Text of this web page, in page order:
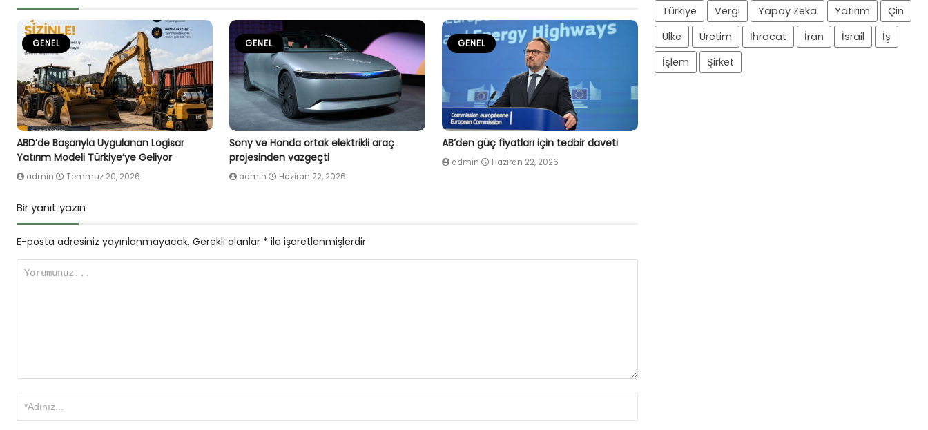
GENEL
ABD’de Başarıyla Uygulanan Logisar
Yatırım Modeli Türkiye’ye Geliyor
admin Temmuz 20, 2026
GENEL
Sony ve Honda ortak elektrikli araç
projesinden vazgeçti
admin Haziran 22, 2026
GENEL
AB’den güç fiyatları için tedbir daveti
admin Haziran 22, 2026
Bir yanıt yazın
E-posta adresiniz yayınlanmayacak. Gerekli alanlar * ile işaretlenmişlerdir
Türkiye
Vergi Yapay Zeka Yatırım
Çin
Ülke
Üretim İhracat İran İsrail
İş
İşlem
Şirket